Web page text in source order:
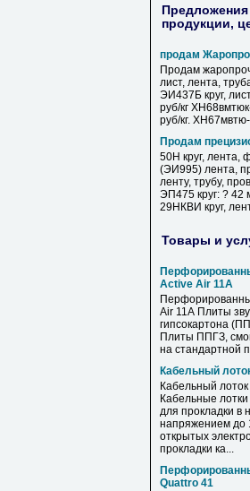
Предложения
продукции,
продам
Продам
лист, лента,
ЭИ437Б круг,
руб/кг
руб/кг.
Продам
50Н круг, лента,
(ЭИ995) лента,
ленту, трубу,
ЭП475 круг: ? 42
29НКВИ круг,
Товары и
Active Air 11А
Air 11А Плиты
гипсокартона
Плиты ППГЗ,
на стандартной
Кабельный
Кабельный
Кабельные
для прокладки в
напряжением до
открытых
прокладки ка...
Quattro 41